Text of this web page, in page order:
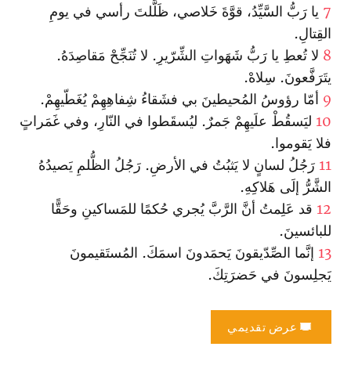
7 يا رَبُّ السَّيِّدُ، قوَّةَ خَلاصي، ظَلَّلتَ رأسي في يومِ
القِتالِ.
8 لا تُعطِ يا رَبُّ شَهَواتِ الشِّرّيرِ. لا تُنَجِّحْ مَقاصِدَهُ.
يتَرَفَّعونَ. سِلاهْ.
9 أمّا رؤوسُ المُحيطينَ بي فشَقاءُ شِفاهِهِمْ يُغَطّيهِمْ.
10 ليَسقُطْ علَيهِمْ جَمرٌ. ليُسقَطوا في النّارِ، وفي غَمَراتٍ
فلا يَقوموا.
11 رَجُلُ لسانٍ لا يَثبُتُ في الأرضِ. رَجُلُ الظُّلمِ يَصيدُهُ
الشَّرُّ إلَى هَلاكِهِ.
12 قد عَلِمتُ أنَّ الرَّبَّ يُجري حُكمًا للمَساكينِ وحَقًّا
للبائسينَ.
13 إنَّما الصِّدّيقونَ يَحمَدونَ اسمَكَ. المُستَقيمونَ
يَجلِسونَ في حَضرَتِكَ.
عرض تقديمي